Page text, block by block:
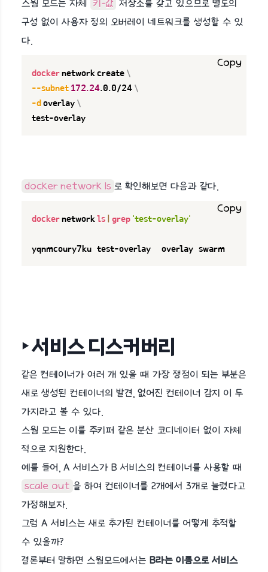
스웜 모드는 자체 키-값 저장소를 갖고 있으므로 별도의
구성 없이 사용자 정의 오버레이 네트워크를 생성할 수 있
다.
docker network create \
--subnet 172.24.0.0/24 \
-d overlay \
test-overlay
Copy
docker network ls 로 확인해보면 다음과 같다.
docker network ls grep 'test-overlay'
yqnmcoury7ku   test-overlay      overlay   swarm
Copy
‣ 서비스 디스커버리
같은 컨테이너가 여러 개 있을 때 가장 쟁점이 되는 부분은
새로 생성된 컨테이너의 발견, 없어진 컨테이너 감지 이 두
가지라고 볼 수 있다.
스웜 모드는 이를 주키퍼 같은 분산 코디네이터 없이 자체
적으로 지원한다.
예를 들어, A 서비스가 B 서비스의 컨테이너를 사용할 때
scale out 을 하여 컨테이너를 2개에서 3개로 늘렸다고
가정해보자.
그럼 A 서비스는 새로 추가된 컨테이너를 어떻게 추적할
수 있을까?
결론부터 말하면 스웜모드에서는 B라는 이름으로 서비스